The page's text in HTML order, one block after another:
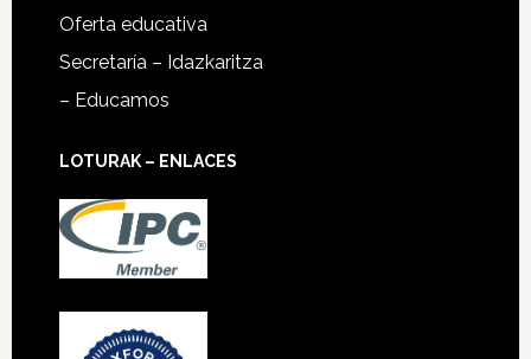
Oferta educativa
Secretaría – Idazkaritza
– Educamos
LOTURAK – ENLACES